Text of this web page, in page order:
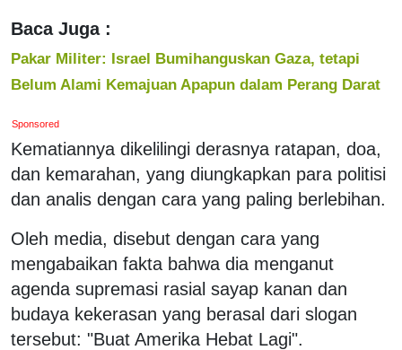
Baca Juga :
Pakar Militer: Israel Bumihanguskan Gaza, tetapi
Belum Alami Kemajuan Apapun dalam Perang Darat
Sponsored
Kematiannya dikelilingi derasnya ratapan, doa,
dan kemarahan, yang diungkapkan para politisi
dan analis dengan cara yang paling berlebihan.
Oleh media, disebut dengan cara yang
mengabaikan fakta bahwa dia menganut
agenda supremasi rasial sayap kanan dan
budaya kekerasan yang berasal dari slogan
tersebut: "Buat Amerika Hebat Lagi".